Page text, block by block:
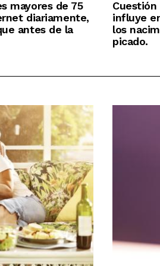
mayores de 75
diariamente,
antes de la
influye
los
picado.